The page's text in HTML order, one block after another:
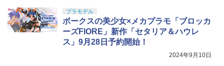
プラモデル
ボークスの美少女×メカプラモ「ブロッカ
ーズFIORE」新作「セタリア＆ハウレ
ス」9月28日予約開始！
2024年9月10日